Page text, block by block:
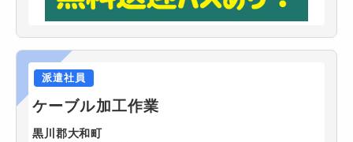
派遣社員
ケーブル加工作業
黒川郡大和町